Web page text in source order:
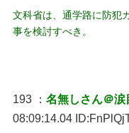
文科省は、通学路に防犯
事を検討すべき。
193 ： 名無しさん＠涙
08:09:14.04